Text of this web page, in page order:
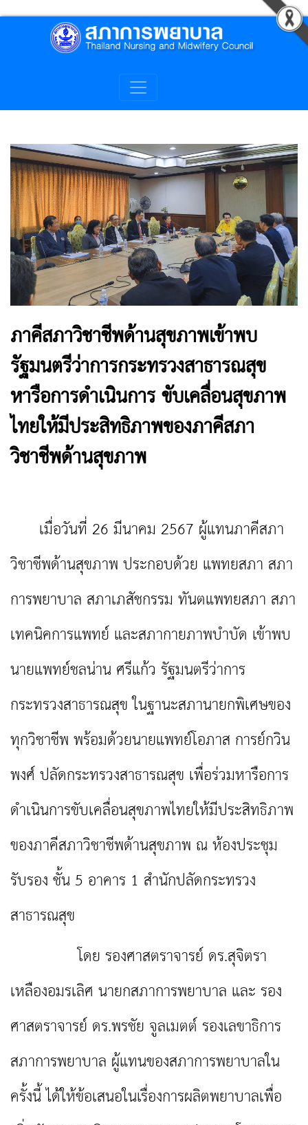
ภาคีสภาวิชาชีพด้านสุขภาพเข้าพบ
รัฐมนตรีว่าการกระทรวงสาธารณสุข
หารือการดำเนินการ ขับเคลื่อนสุขภาพ
ไทยให้มีประสิทธิภาพของภาคีสภา
วิชาชีพด้านสุขภาพ
เมื่อวันที่ 26มีนาคม 2567 ผู้แทนภาคีสภา
วิชาชีพด้านสุขภาพ ประกอบด้วย แพทยสภา สภา
การพยาบาล สภาเภสัชกรรม ทันตแพทยสภา สภา
เทคนิคการแพทย์ และสภากายภาพบำบัด เข้าพบ
นายแพทย์ชลน่าน ศรีแก้ว รัฐมนตรีว่าการ
กระทรวงสาธารณสุข ในฐานะสภานายกพิเศษของ
ทุกวิชาชีพ พร้อมด้วยนายแพทย์โอภาส การย์กวิน
พงศ์ปลัดกระทรวงสาธารณสุข เพื่อร่วมหารือการ
ดำเนินการขับเคลื่อนสุขภาพไทยให้มีประสิทธิภาพ
ของภาคีสภาวิชาชีพด้านสุขภาพ ณ ห้องประชุม
รับรอง ชั้น5 อาคาร 1 สำนักปลัดกระทรวง
สาธารณสุข
โดย รองศาสตราจารย์ ดร.สุจิตรา
เหลืองอมรเลิศ นายกสภาการพยาบาล และ รอง
ศาสตราจารย์ ดร.พรชัย จูลเมตต์รองเลขาธิการ
สภาการพยาบาล ผู้แทนของสภาการพยาบาลใน
ครั้งนี้ ได้ให้ข้อเสนอในเรื่องการผลิตพยาบาลเพื่อ